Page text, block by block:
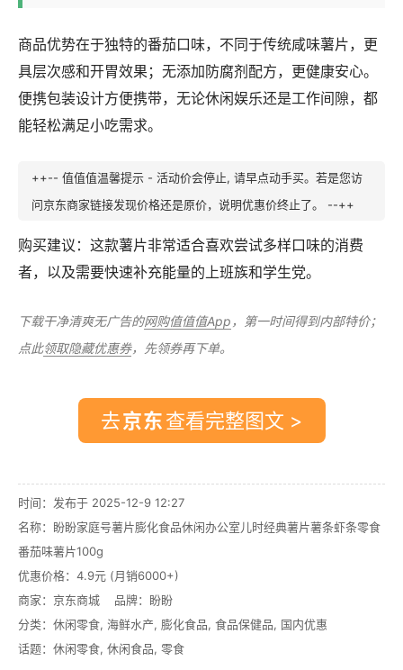
商品优势在于独特的番茄口味，不同于传统咸味薯片，更
具层次感和开胃效果；无添加防腐剂配方，更健康安心。
便携包装设计方便携带，无论休闲娱乐还是工作间隙，都
能轻松满足小吃需求。
++-- 值值值温馨提示 - 活动价会停止, 请早点动手买。若是您访
问京东商家链接发现价格还是原价，说明优惠价终止了。 --++
购买建议：这款薯片非常适合喜欢尝试多样口味的消费
者，以及需要快速补充能量的上班族和学生党。
下载干净清爽无广告的网购值值值App ，第一时间得到内部特价；
点此领取隐藏优惠券，先领券再下单。
去 查看完整图文 >
时间：发布于 2025-12-9 12:27
名称： 盼盼家庭号薯片膨化食品休闲办公室儿时经典薯片薯条虾条零食
番茄味薯片100g
优惠价格： 4.9元 (月销6000+)
商家： 京东商城 品牌： 盼盼
分类： 休闲零食, 海鲜水产, 膨化食品, 食品保健品, 国内优惠
话题： 休闲零食, 休闲食品, 零食